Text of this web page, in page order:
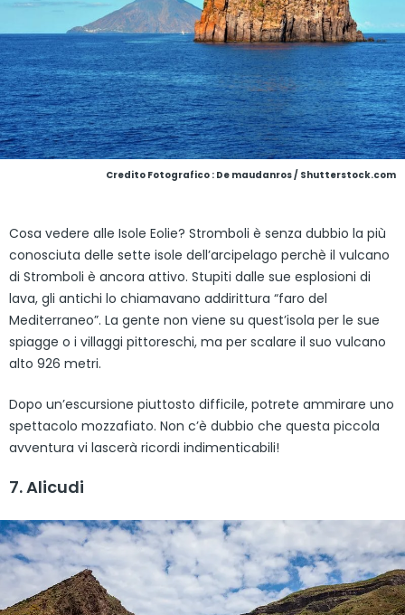
Credito Fotografico : De maudanros / Shutterstock.com
Cosa vedere alle Isole Eolie? Stromboli è senza dubbio la più
conosciuta delle sette isole dell’arcipelago perchè il vulcano
di Stromboli è ancora attivo. Stupiti dalle sue esplosioni di
lava, gli antichi lo chiamavano addirittura “faro del
Mediterraneo”. La gente non viene su quest’isola per le sue
spiagge o i villaggi pittoreschi, ma per scalare il suo vulcano
alto 926 metri.
Dopo un’escursione piuttosto difficile, potrete ammirare uno
spettacolo mozzafiato. Non c’è dubbio che questa piccola
avventura vi lascerà ricordi indimenticabili!
7. Alicudi